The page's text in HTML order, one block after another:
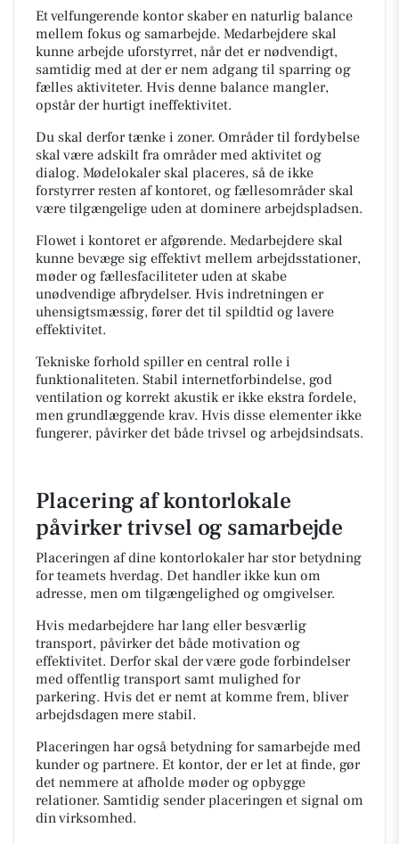
Et velfungerende kontor skaber en naturlig balance
mellem fokus og samarbejde. Medarbejdere skal
kunne arbejde uforstyrret, når det er nødvendigt,
samtidig med at der er nem adgang til sparring og
fælles aktiviteter. Hvis denne balance mangler,
opstår der hurtigt ineffektivitet.
Du skal derfor tænke i zoner. Områder til fordybelse
skal være adskilt fra områder med aktivitet og
dialog. Mødelokaler skal placeres, så de ikke
forstyrrer resten af kontoret, og fællesområder skal
være tilgængelige uden at dominere arbejdspladsen.
Flowet i kontoret er afgørende. Medarbejdere skal
kunne bevæge sig effektivt mellem arbejdsstationer,
møder og fællesfaciliteter uden at skabe
unødvendige afbrydelser. Hvis indretningen er
uhensigtsmæssig, fører det til spildtid og lavere
effektivitet.
Tekniske forhold spiller en central rolle i
funktionaliteten. Stabil internetforbindelse, god
ventilation og korrekt akustik er ikke ekstra fordele,
men grundlæggende krav. Hvis disse elementer ikke
fungerer, påvirker det både trivsel og arbejdsindsats.
Placering af kontorlokale
påvirker trivsel og samarbejde
Placeringen af dine kontorlokaler har stor betydning
for teamets hverdag. Det handler ikke kun om
adresse, men om tilgængelighed og omgivelser.
Hvis medarbejdere har lang eller besværlig
transport, påvirker det både motivation og
effektivitet. Derfor skal der være gode forbindelser
med offentlig transport samt mulighed for
parkering. Hvis det er nemt at komme frem, bliver
arbejdsdagen mere stabil.
Placeringen har også betydning for samarbejde med
kunder og partnere. Et kontor, der er let at finde, gør
det nemmere at afholde møder og opbygge
relationer. Samtidig sender placeringen et signal om
din virksomhed.